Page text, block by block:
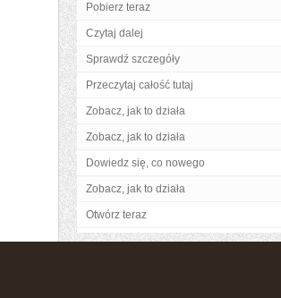
Pobierz teraz
Czytaj dalej
Sprawdź szczegóły
Przeczytaj całość tutaj
Zobacz, jak to działa
Zobacz, jak to działa
Dowiedz się, co nowego
Zobacz, jak to działa
Otwórz teraz